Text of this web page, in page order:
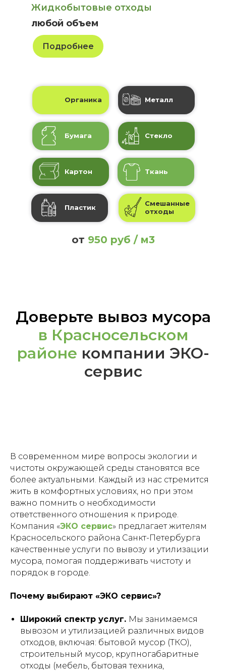
Подробнее
Жидкобытовые отходы
Органика
Бумага
Картон
Пластик
Металл
Стекло
Ткань
Смешанные
отходы
от 950 руб / м3
любой объем
Доверьте вывоз мусора
в Красносельском
районе компании ЭКО-
сервис
В современном мире вопросы экологии и
чистоты окружающей среды становятся все
более актуальными. Каждый из нас стремится
жить в комфортных условиях, но при этом
важно помнить о необходимости
ответственного отношения к природе.
Компания «ЭКО сервис» предлагает жителям
Красносельского района Санкт-Петербурга
качественные услуги по вывозу и утилизации
мусора, помогая поддерживать чистоту и
порядок в городе.
Почему выбирают «ЭКО сервис»?
Широкий спектр услуг. Мы занимаемся
вывозом и утилизацией различных видов
отходов, включая: бытовой мусор (ТКО),
строительный мусор, крупногабаритные
отходы (мебель, бытовая техника,